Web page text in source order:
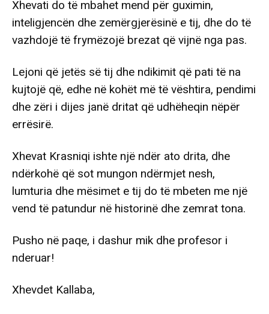
Xhevati do të mbahet mend për guximin,
inteligjencën dhe zemërgjerësinë e tij, dhe do të
vazhdojë të frymëzojë brezat që vijnë nga pas.
Lejoni që jetës së tij dhe ndikimit që pati të na
kujtojë që, edhe në kohët më të vështira, pendimi
dhe zëri i dijes janë dritat që udhëheqin nëpër
errësirë.
Xhevat Krasniqi ishte një ndër ato drita, dhe
ndërkohë që sot mungon ndërmjet nesh,
lumturia dhe mësimet e tij do të mbeten me një
vend të patundur në historinë dhe zemrat tona.
Pusho në paqe, i dashur mik dhe profesor i
nderuar!
Xhevdet Kallaba,